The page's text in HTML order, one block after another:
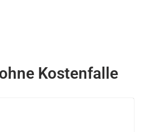
Kostenfalle